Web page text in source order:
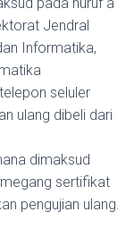
Jendral
Informatika,
seluler
ulang dibeli dari
dimaksud
sertifikat
pengujian ulang.